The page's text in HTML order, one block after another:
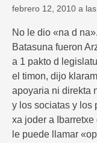
febrero 12, 2010 a
No le dio «na d
Batasuna fueron
a 1 pakto d
el timon, dijo
apoyaria ni direkta
y los sociatas y los
xa joder a
le puede llamar